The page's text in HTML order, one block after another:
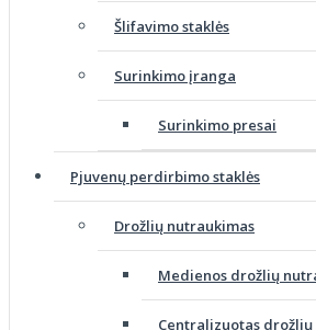
Šlifavimo staklės
Surinkimo įranga
Surinkimo presai
Pjuvenų perdirbimo staklės
Drožlių nutraukimas
Medienos drožlių
Centralizuotas